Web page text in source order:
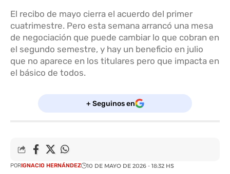
El recibo de mayo cierra el acuerdo del primer
cuatrimestre. Pero esta semana arrancó una mesa
de negociación que puede cambiar lo que cobran en
el segundo semestre, y hay un beneficio en julio
que no aparece en los titulares pero que impacta en
el básico de todos.
+ Seguinos en
PORIGNACIO HERNÁNDEZ 10 DE MAYO DE 2026 - 18:32 HS